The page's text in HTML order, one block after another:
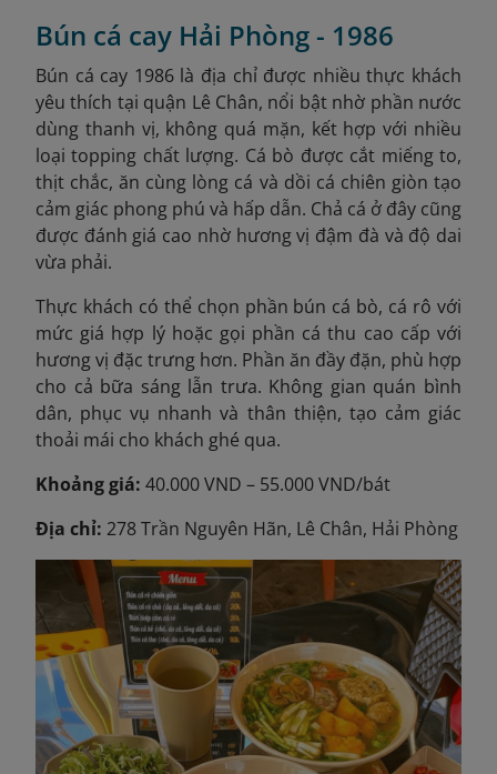
Bún cá cay Hải Phòng - 1986
Bún cá cay 1986 là địa chỉ được nhiều thực khách
yêu thích tại quận Lê Chân, nổi bật nhờ phần nước
dùng thanh vị, không quá mặn, kết hợp với nhiều
loại topping chất lượng. Cá bò được cắt miếng to,
thịt chắc, ăn cùng lòng cá và dồi cá chiên giòn tạo
cảm giác phong phú và hấp dẫn. Chả cá ở đây cũng
được đánh giá cao nhờ hương vị đậm đà và độ dai
vừa phải.
Thực khách có thể chọn phần bún cá bò, cá rô với
mức giá hợp lý hoặc gọi phần cá thu cao cấp với
hương vị đặc trưng hơn. Phần ăn đầy đặn, phù hợp
cho cả bữa sáng lẫn trưa. Không gian quán bình
dân, phục vụ nhanh và thân thiện, tạo cảm giác
thoải mái cho khách ghé qua.
Khoảng giá: 40.000 VND – 55.000 VND/bát
Địa chỉ: 278 Trần Nguyên Hãn, Lê Chân, Hải Phòng